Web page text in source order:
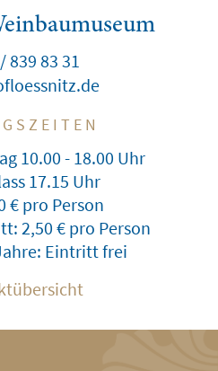
839 83 31
10.00 - 18.00 Uhr
17.15 Uhr
€ pro Person
2,50 € pro Person
Eintritt frei